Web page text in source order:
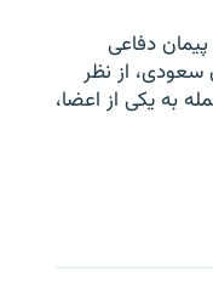
دفاعی
سعودی، از نظر
یعنی حمله به یکی از اعضا،